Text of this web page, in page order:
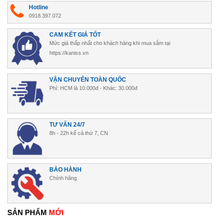
Hotline
0918.397.072
CAM KẾT GIÁ TỐT
Mức giá thấp nhất cho khách hàng khi mua sắm tại
https://kaniss.vn
VẬN CHUYỂN TOÀN QUỐC
Phí: HCM là 10.000đ - Khác: 30.000đ
TƯ VẤN 24/7
8h - 22h kể cả thứ 7, CN
BẢO HÀNH
Chính hãng
SẢN PHẨM MỚI